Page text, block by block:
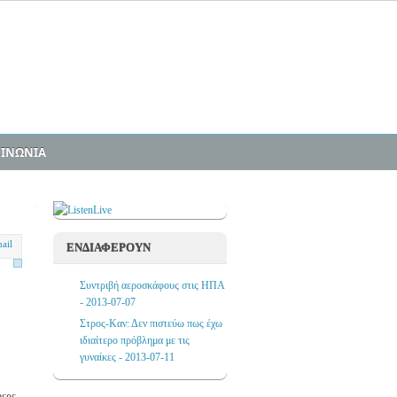
ΕΝΔΙΑΦΕΡΟΥΝ
Συντριβή αεροσκάφους στις ΗΠΑ
- 2013-07-07
Στρος-Καν: Δεν πιστεύω πως έχω
ιδιαίτερο πρόβλημα με τις
γυναίκες - 2013-07-11